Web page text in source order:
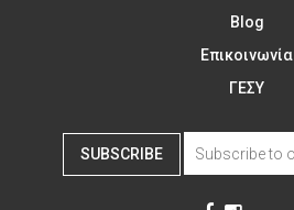
Blog
Επικοινωνία
ΓΕΣΥ
SUBSCRIBE